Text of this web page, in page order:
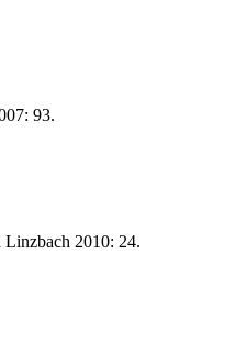
93.
2010: 24.